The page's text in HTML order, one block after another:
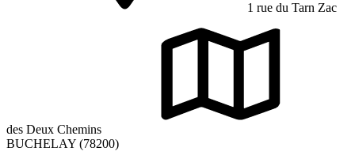
1 rue du Tarn Zac
des Deux Chemins
BUCHELAY (78200)